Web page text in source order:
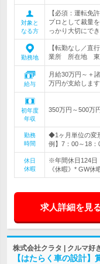
対象と
なる方
【必須：運転免
プロとして裁量
っかり大切にで
勤務地
【転勤なし／直
業所 所在地 東
給与
月給30万円～＋
万円が支給しま
初年度
年収
350万円～500万
勤務
時間
◆1ヶ月単位の変
例】7：00～18
休日
休暇
※年間休日124日
《休暇》* GW休
求人詳細を見
株式会社クラタ | クルマ好
【はたらく車の設計